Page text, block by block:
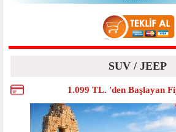
SUV / JEEP
1.099 TL. 'den Başlayan